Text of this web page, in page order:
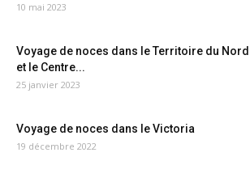
10 mai 2023
Voyage de noces dans le Territoire du Nord
et le Centre...
25 janvier 2023
Voyage de noces dans le Victoria
19 décembre 2022